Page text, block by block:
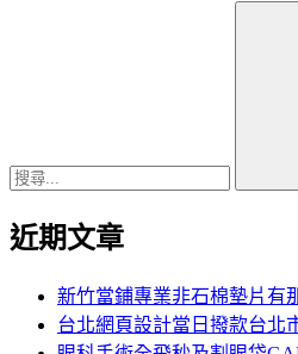
近期文章
新竹當鋪專業非石棉墊片有
台北網頁設計當日撥款台北